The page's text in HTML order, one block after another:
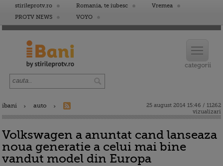
stirileprotv.ro Romania, te iubesc
Vremea
PROTV NEWS
VOYO
ibani auto
25 august 2014 15:46 / 11262
vizualizari
Volkswagen a anuntat cand lanseaza
noua generatie a celui mai bine
vandut model din Europa